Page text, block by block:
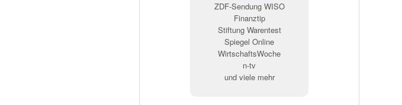
ZDF-Sendung WISO
Finanztip
Stiftung Warentest
Spiegel Online
WirtschaftsWoche
n-tv
und viele mehr